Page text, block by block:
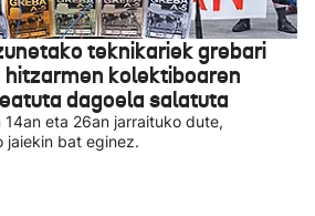
teknikariek grebari
kolektiboaren
dagoela salatuta
eta 26an jarraituko dute,
jaiekin bat eginez.